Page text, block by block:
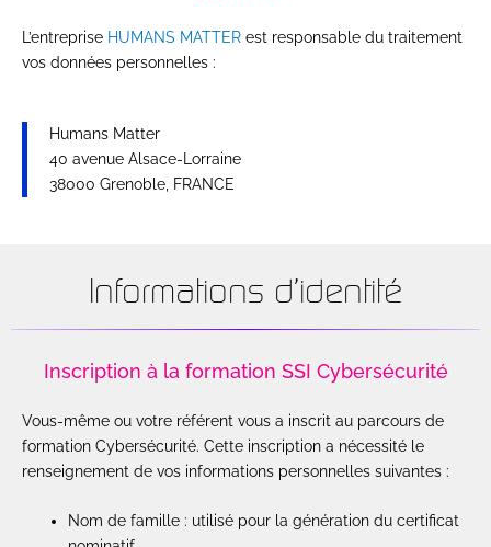
L’entreprise HUMANS MATTER est responsable du traitement
vos données personnelles :
Humans Matter
40 avenue Alsace-Lorraine
38000 Grenoble, FRANCE
Informations d'identité
Inscription à la formation SSI Cybersécurité
Vous-même ou votre référent vous a inscrit au parcours de
formation Cybersécurité. Cette inscription a nécessité le
renseignement de vos informations personnelles suivantes :
Nom de famille : utilisé pour la génération du certificat